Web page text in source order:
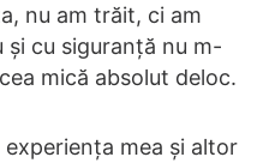
nu am trăit, ci am
cu siguranță nu m-
mică absolut deloc.
mea și altor